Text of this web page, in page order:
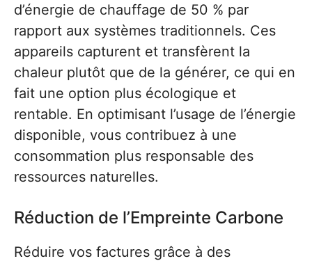
d’énergie de chauffage de 50 % par
rapport aux systèmes traditionnels. Ces
appareils capturent et transfèrent la
chaleur plutôt que de la générer, ce qui en
fait une option plus écologique et
rentable. En optimisant l’usage de l’énergie
disponible, vous contribuez à une
consommation plus responsable des
ressources naturelles.
Réduction de l’Empreinte Carbone
Réduire vos factures grâce à des